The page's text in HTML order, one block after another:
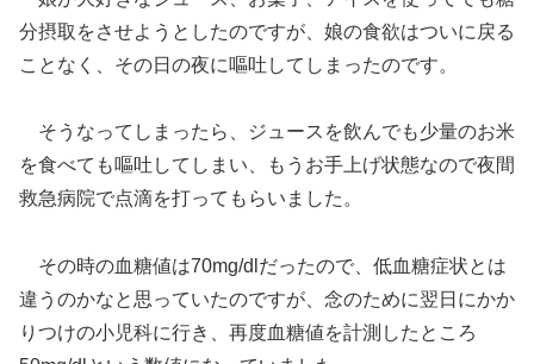
分摂取をさせようとしたのですが、娘の食欲はついに戻る
ことなく、その日の夜に嘔吐してしまったのです。
そうなってしまったら、ジュースを飲んでも少量のお米
を食べても嘔吐してしまい、もうお手上げ状態なので夜間
救急病院で点滴を打ってもらいました。
その時の血糖値は70mg/dlだったので、低血糖症状とは
違うのかなと思っていたのですが、念のために翌日にかか
りつけの小児科に行き、再度血糖値を計測したところ